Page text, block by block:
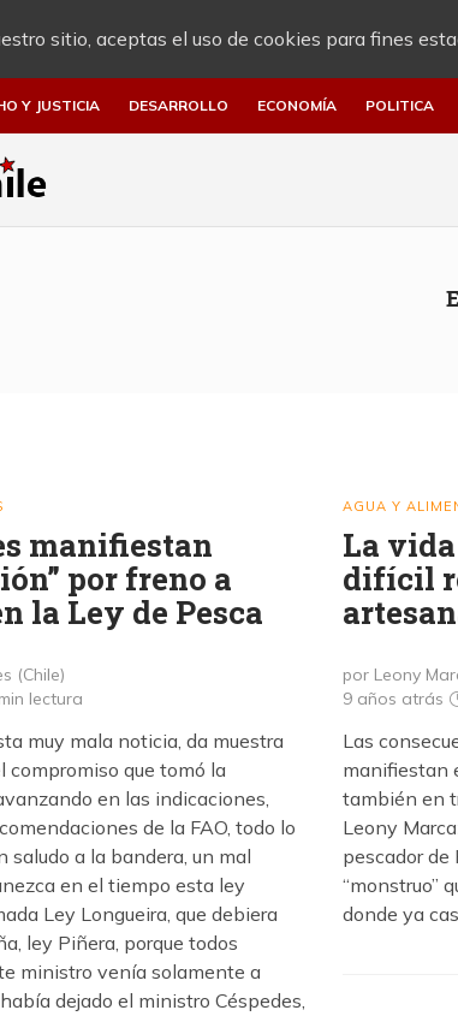
sitio, aceptas el uso de cookies para fines
Y JUSTICIA DESARROLLO ECONOMÍA POLITICA
manifiestan
por freno a
la Ley de Pesca
(Chile)
lectura
muy mala noticia, da muestra
compromiso que tomó la
en las indicaciones,
de la FAO, todo lo
saludo a la bandera, un mal
en el tiempo esta ley
Ley Longueira, que debiera
ley Piñera, porque todos
ministro venía solamente a
dejado el ministro Céspedes,
AGUA Y
La
difícil
por Leony
9 años atrás
Las
manifiestan
también en
Leony
pescador de
“monstruo”
donde ya